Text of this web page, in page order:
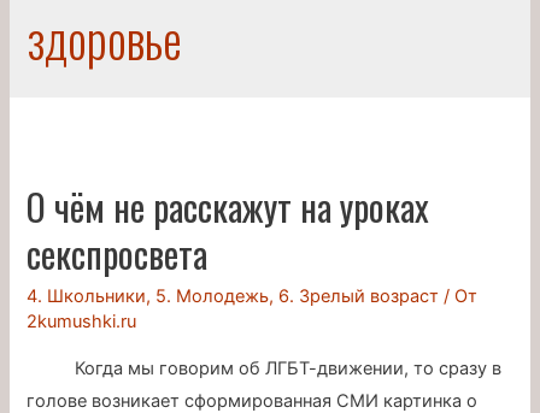
здоровье
О чём не расскажут на уроках
секспросвета
4. Школьники, 5. Молодежь, 6. Зрелый возраст / От
2kumushki.ru
Когда мы говорим об ЛГБТ-движении, то сразу в
голове возникает сформированная СМИ картинка о